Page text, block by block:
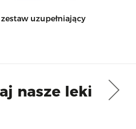
uzupełniający
nasze leki